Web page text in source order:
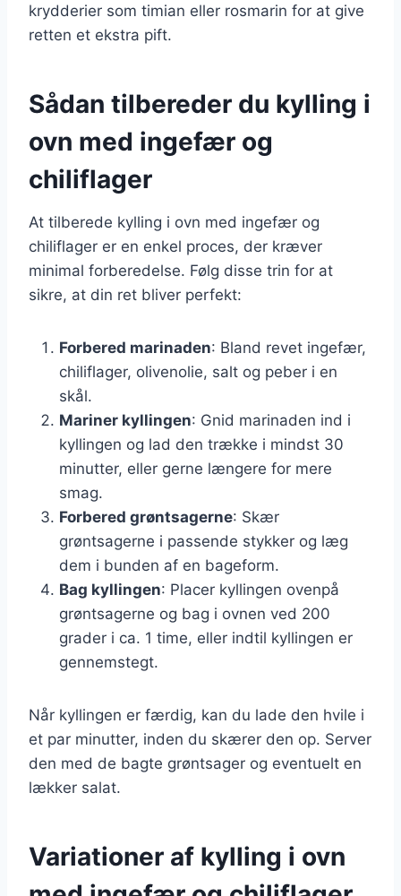
krydderier som timian eller rosmarin for at give
retten et ekstra pift.
Sådan tilbereder du kylling i
ovn med ingefær og
chiliflager
At tilberede kylling i ovn med ingefær og
chiliflager er en enkel proces, der kræver
minimal forberedelse. Følg disse trin for at
sikre, at din ret bliver perfekt:
Forbered marinaden: Bland revet ingefær,
chiliflager, olivenolie, salt og peber i en
skål.
Mariner kyllingen: Gnid marinaden ind i
kyllingen og lad den trække i mindst 30
minutter, eller gerne længere for mere
smag.
Forbered grøntsagerne: Skær
grøntsagerne i passende stykker og læg
dem i bunden af en bageform.
Bag kyllingen: Placer kyllingen ovenpå
grøntsagerne og bag i ovnen ved 200
grader i ca. 1 time, eller indtil kyllingen er
gennemstegt.
Når kyllingen er færdig, kan du lade den hvile i
et par minutter, inden du skærer den op. Server
den med de bagte grøntsager og eventuelt en
lækker salat.
Variationer af kylling i ovn